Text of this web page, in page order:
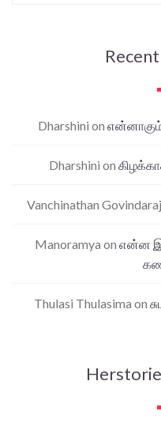
Dharshini on என்னாகும்
Dharshini on
Vanchinathan
Manoramya on என்ன
Thulasi Thulasima on